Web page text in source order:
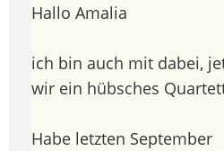
Hallo Amalia
ich bin auch mit dabei,
wir ein hübsches
Habe letzten September